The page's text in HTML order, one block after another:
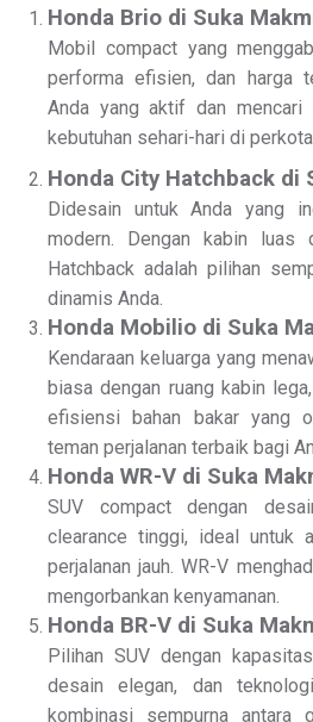
Honda Brio di Suka
Mobil compact yang
performa efisien, dan harga
Anda yang aktif dan mencari
kebutuhan sehari-hari di
Honda City Hatchback di
Didesain untuk Anda yang
modern. Dengan kabin luas
Hatchback adalah pilihan
dinamis Anda.
Honda Mobilio di Suka
Kendaraan keluarga yang
biasa dengan ruang kabin
efisiensi bahan bakar yang
teman perjalanan terbaik bagi
Honda WR-V di Suka
SUV compact dengan
clearance tinggi, ideal untuk
perjalanan jauh. WR-V
mengorbankan kenyamanan.
Honda BR-V di Suka
Pilihan SUV dengan
desain elegan, dan
kombinasi sempurna antara